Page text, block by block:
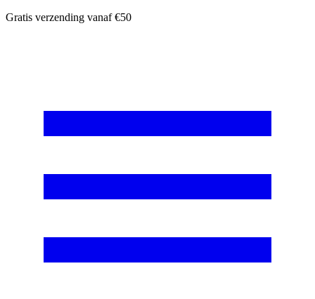
Ga
Gratis verzending vanaf €50